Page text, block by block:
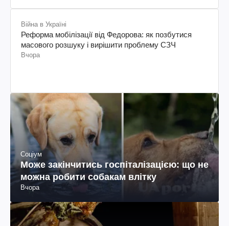
Війна в Україні
Реформа мобілізації від Федорова: як позбутися
масового розшуку і вирішити проблему СЗЧ
Вчора
Соціум
Може закінчитись госпіталізацією: що не
можна робити собакам влітку
Вчора